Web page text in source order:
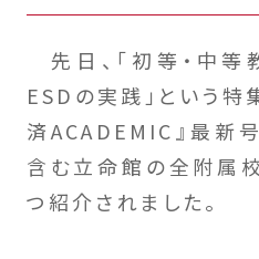
先日、「初等・中等
ESDの実践」という特
済ACADEMIC』最新
含む立命館の全附属
つ紹介されました。